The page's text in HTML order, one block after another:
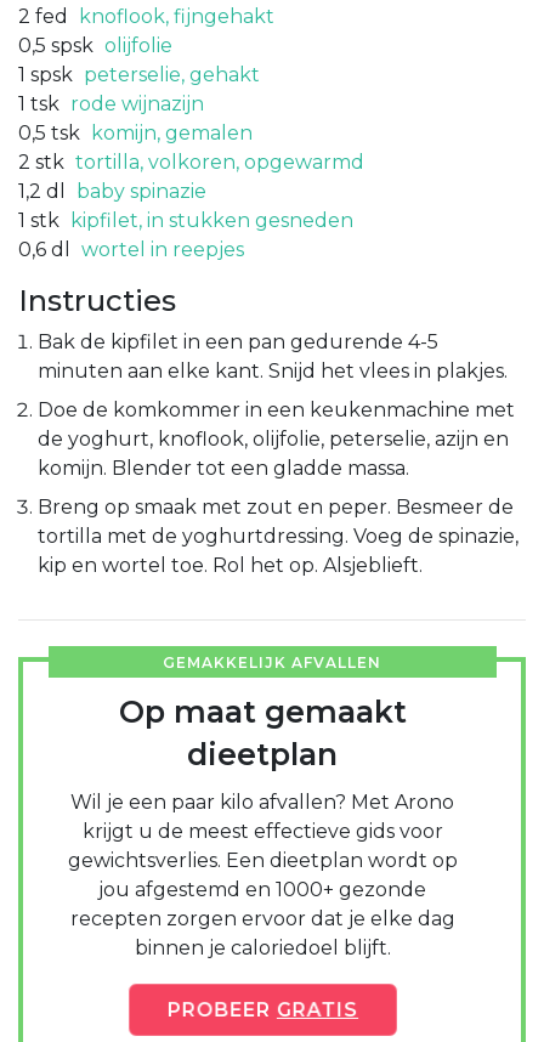
2 fed
knoflook, fijngehakt
0,5 spsk olijfolie
1 spsk peterselie, gehakt
1 tsk rode wijnazijn
0,5 tsk
komijn, gemalen
2 stk tortilla, volkoren, opgewarmd
1,2 dl
baby spinazie
1 stk
kipfilet, in stukken gesneden
0,6 dl wortel in reepjes
Instructies
Bak de kipfilet in een pan gedurende 4-5
minuten aan elke kant. Snijd het vlees in plakjes.
Doe de komkommer in een keukenmachine met
de yoghurt, knoflook, olijfolie, peterselie, azijn en
komijn. Blender tot een gladde massa.
Breng op smaak met zout en peper. Besmeer de
tortilla met de yoghurtdressing. Voeg de spinazie,
kip en wortel toe. Rol het op. Alsjeblieft.
GEMAKKELIJK AFVALLEN
Op maat gemaakt
dieetplan
Wil je een paar kilo afvallen? Met Arono
krijgt u de meest effectieve gids voor
gewichtsverlies. Een dieetplan wordt op
jou afgestemd en 1000+ gezonde
recepten zorgen ervoor dat je elke dag
binnen je caloriedoel blijft.
PROBEER GRATIS